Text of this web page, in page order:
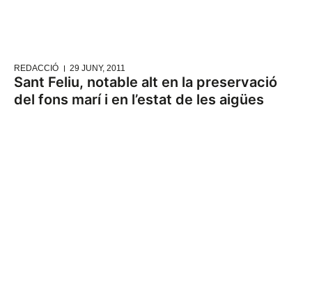
REDACCIÓ 29 JUNY, 2011
Sant Feliu, notable alt en la preservació
del fons marí i en l’estat de les aigües